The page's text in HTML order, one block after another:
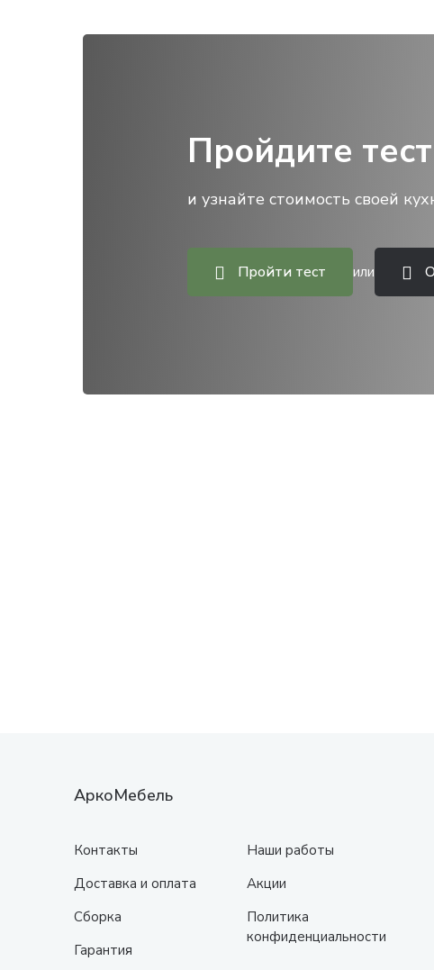
Пройдите тест
и узнайте стоимость своей
Пройти тест или
АркоМебель
Контакты
Доставка и оплата
Сборка
Гарантия
Наши работы
Акции
Политика
конфиденциальности